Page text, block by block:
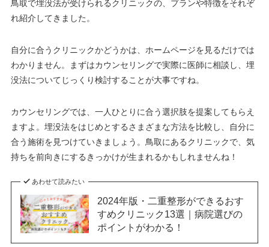
鳥取で埋没法が受けられるクリニックの、プランや特徴をそれぞ
れ紹介してきました。
自分に合うクリニックかどうかは、ホームページを見るだけでは
わかりません。まずはカウンセリングで実際に医師に相談し、埋
没法についてじっくり検討することが大事ですね。
カウンセリングでは、一人ひとりに合う選択肢を提案してもらえ
ますよ。埋没法をはじめとするさまざまな方法を比較し、自分に
合う施術を見つけていきましょう。鳥取にあるクリニックで、気
持ちを前向きにするきっかけが生まれるかもしれませんね！
あわせて読みたい
2024年版・二重整形ができるおす
すめクリニック13選｜病院選びの
ポイントがわかる！